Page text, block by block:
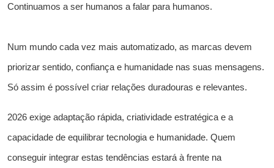
Continuamos a ser humanos a falar para humanos.
Num mundo cada vez mais automatizado, as marcas devem
priorizar sentido, confiança e humanidade nas suas mensagens.
Só assim é possível criar relações duradouras e relevantes.
2026 exige adaptação rápida, criatividade estratégica e a
capacidade de equilibrar tecnologia e humanidade. Quem
conseguir integrar estas tendências estará à frente na